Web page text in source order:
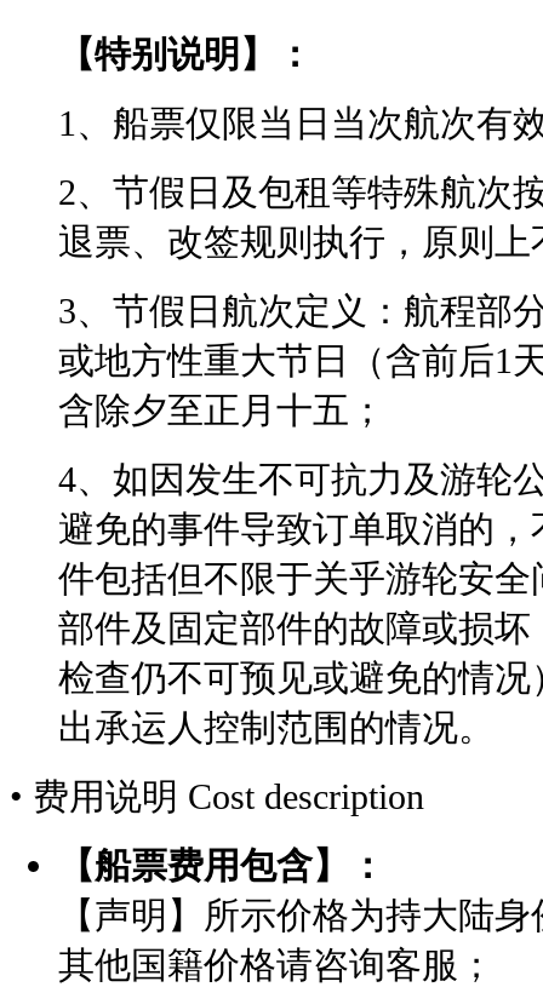
【特别说明】：
1、船票仅限当日当次航次有
2、节假日及包租等特殊航次
退票、改签规则执行，原则上
3、节假日航次定义：航程部
或地方性重大节日（含前后1
含除夕至正月十五；
4、如因发生不可抗力及游轮
避免的事件导致订单取消的
件包括但不限于关乎游轮安
部件及固定部件的故障或损
检查仍不可预见或避免的情
出承运人控制范围的情况。
• 费用说明 Cost description
【船票费用包含】：
【声明】所示价格为持大陆
其他国籍价格请咨询客服；